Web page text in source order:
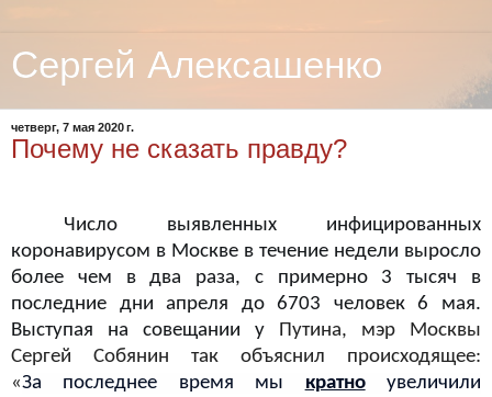
Сергей Алексашенко
четверг, 7 мая 2020 г.
Почему не сказать правду?
Число выявленных инфицированных
коронавирусом в Москве в течение недели выросло
более чем в два раза, с примерно 3 тысяч в
последние дни апреля до 6703 человек 6 мая.
Выступая на совещании у
Путина, мэр Москвы
Сергей Собянин так объяснил происходящее:
«За последнее время мы кратноувеличили